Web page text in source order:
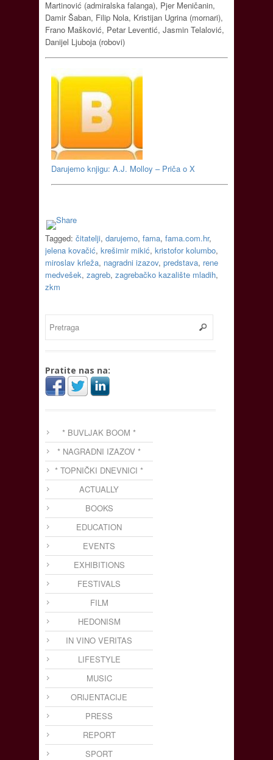
Martinović (admiralska falanga), Pjer Meničanin,
Damir Šaban, Filip Nola, Kristijan Ugrina (mornari),
Frano Mašković, Petar Leventić, Jasmin Telalović,
Danijel Ljuboja (robovi)
Darujemo knjigu: A.J. Molloy – Priča o X
Tagged: čitatelji, darujemo, fama, fama.com.hr,
jelena kovačić, krešimir mikić, kristofor kolumbo,
miroslav krleža, nagradni izazov, predstava, rene
medvešek, zagreb, zagrebačko kazalište mladih,
zkm
Pratite nas na:
* BUVLJAK BOOM *
* NAGRADNI IZAZOV *
* TOPNIČKI DNEVNICI *
ACTUALLY
BOOKS
EDUCATION
EVENTS
EXHIBITIONS
FESTIVALS
FILM
HEDONISM
IN VINO VERITAS
LIFESTYLE
MUSIC
ORIJENTACIJE
PRESS
REPORT
SPORT